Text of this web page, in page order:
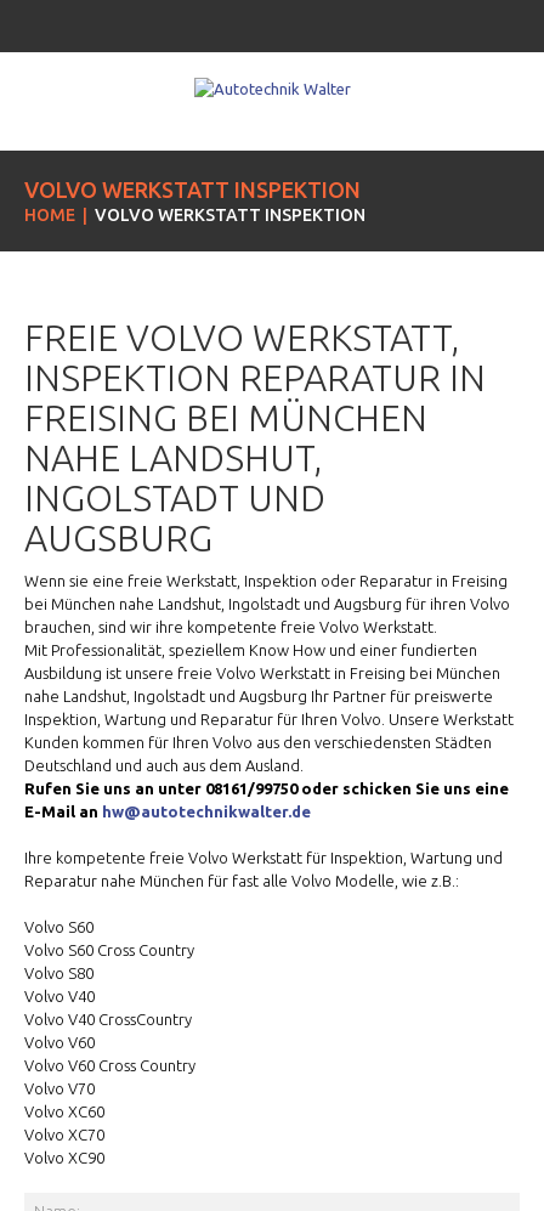
VOLVO WERKSTATT INSPEKTION
HOME VOLVO WERKSTATT INSPEKTION
FREIE VOLVO WERKSTATT,
INSPEKTION REPARATUR IN
FREISING BEI MÜNCHEN
NAHE LANDSHUT,
INGOLSTADT UND
AUGSBURG
Wenn sie eine freie Werkstatt, Inspektion oder Reparatur in Freising
bei München nahe Landshut, Ingolstadt und Augsburg für ihren Volvo
brauchen, sind wir ihre kompetente freie Volvo Werkstatt.
Mit Professionalität, speziellem Know How und einer fundierten
Ausbildung ist unsere freie Volvo Werkstatt in Freising bei München
nahe Landshut, Ingolstadt und Augsburg Ihr Partner für preiswerte
Inspektion, Wartung und Reparatur für Ihren Volvo. Unsere Werkstatt
Kunden kommen für Ihren Volvo aus den verschiedensten Städten
Deutschland und auch aus dem Ausland.
Rufen Sie uns an unter 08161/99750 oder schicken Sie uns eine
E-Mail an hw@autotechnikwalter.de
Ihre kompetente freie Volvo Werkstatt für Inspektion, Wartung und
Reparatur nahe München für fast alle Volvo Modelle, wie z.B.:
Volvo S60
Volvo S60 Cross Country
Volvo S80
Volvo V40
Volvo V40 CrossCountry
Volvo V60
Volvo V60 Cross Country
Volvo V70
Volvo XC60
Volvo XC70
Volvo XC90